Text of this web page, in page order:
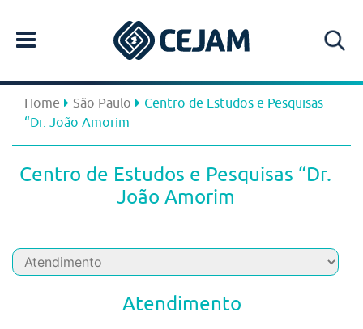
Home São Paulo
Centro de Estudos e Pesquisas
“Dr. João Amorim
Centro de Estudos e Pesquisas “Dr.
João Amorim
Atendimento